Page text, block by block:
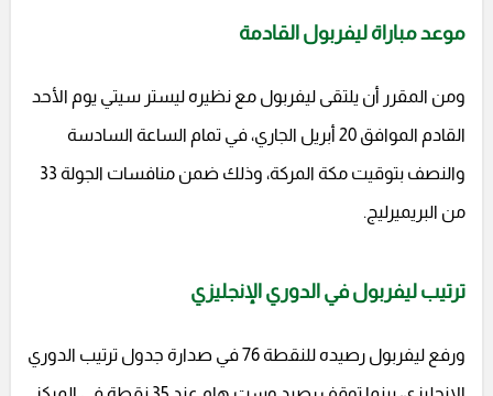
موعد مباراة ليفربول القادمة
ومن المقرر أن يلتقى ليفربول مع نظيره ليستر سيتي يوم الأحد
القادم الموافق 20 أبريل الجاري، في تمام الساعة السادسة
والنصف بتوقيت مكة المركة، وذلك ضمن منافسات الجولة 33
من البريميرليج.
ترتيب ليفربول في الدوري الإنجليزي
ورفع ليفربول رصيده للنقطة 76 في صدارة جدول ترتيب الدوري